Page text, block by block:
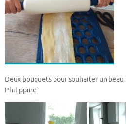
Deux bouquets pour souhaiter un beau
Philippine: